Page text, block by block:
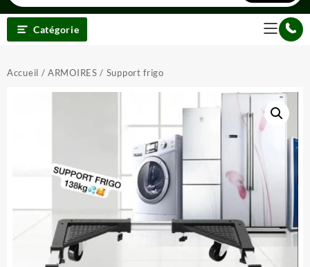
Catégorie
Accueil /ARMOIRES / Support frigo